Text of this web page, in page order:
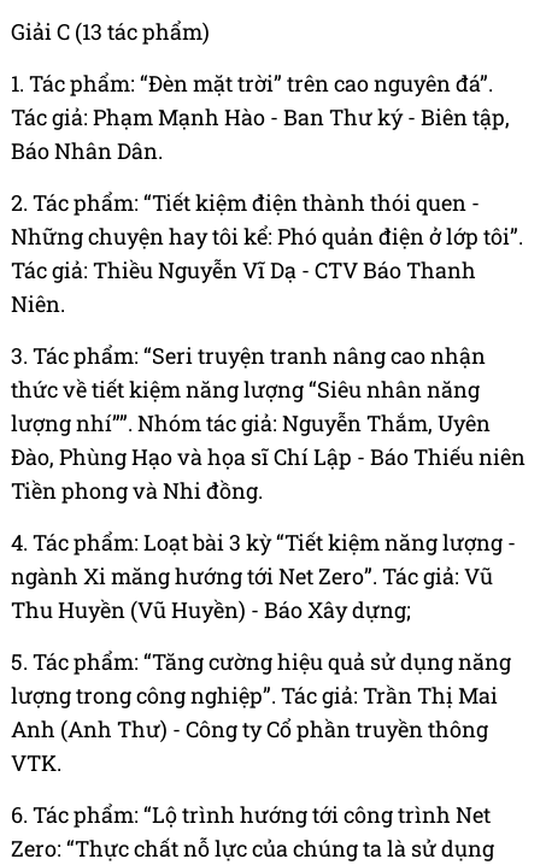
Giải C (13 tác phẩm)
1. Tác phẩm: “Đèn mặt trời” trên cao nguyên đá”.
Tác giả: Phạm Mạnh Hào - Ban Thư ký - Biên tập,
Báo Nhân Dân.
2. Tác phẩm: “Tiết kiệm điện thành thói quen -
Những chuyện hay tôi kể: Phó quản điện ở lớp tôi”.
Tác giả: Thiều Nguyễn Vĩ Dạ - CTV Báo Thanh
Niên.
3. Tác phẩm: “Seri truyện tranh nâng cao nhận
thức về tiết kiệm năng lượng “Siêu nhân năng
lượng nhí””. Nhóm tác giả: Nguyễn Thắm, Uyên
Đào, Phùng Hạo và họa sĩ Chí Lập - Báo Thiếu niên
Tiền phong và Nhi đồng.
4. Tác phẩm: Loạt bài 3 kỳ “Tiết kiệm năng lượng -
ngành Xi măng hướng tới Net Zero”. Tác giả: Vũ
Thu Huyền (Vũ Huyền) - Báo Xây dựng;
5. Tác phẩm: “Tăng cường hiệu quả sử dụng năng
lượng trong công nghiệp”. Tác giả: Trần Thị Mai
Anh (Anh Thư) - Công ty Cổ phần truyền thông
VTK.
6. Tác phẩm: “Lộ trình hướng tới công trình Net
Zero: “Thực chất nỗ lực của chúng ta là sử dụng